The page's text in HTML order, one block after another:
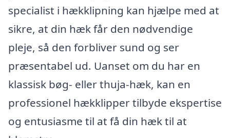
specialist i hækklipning kan hjælpe med at
sikre, at din hæk får den nødvendige
pleje, så den forbliver sund og ser
præsentabel ud. Uanset om du har en
klassisk bøg- eller thuja-hæk, kan en
professionel hækklipper tilbyde ekspertise
og entusiasme til at få din hæk til at